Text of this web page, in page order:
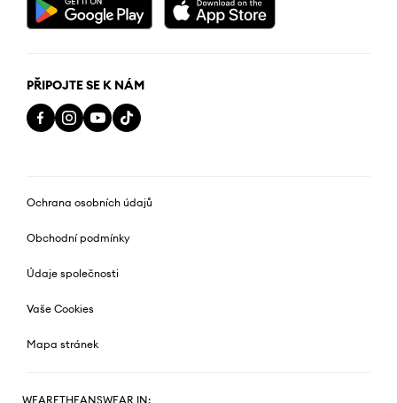
PŘIPOJTE SE K NÁM
Ochrana osobních údajů
Obchodní podmínky
Údaje společnosti
Vaše Cookies
Mapa stránek
WEARETHEANSWEAR IN: